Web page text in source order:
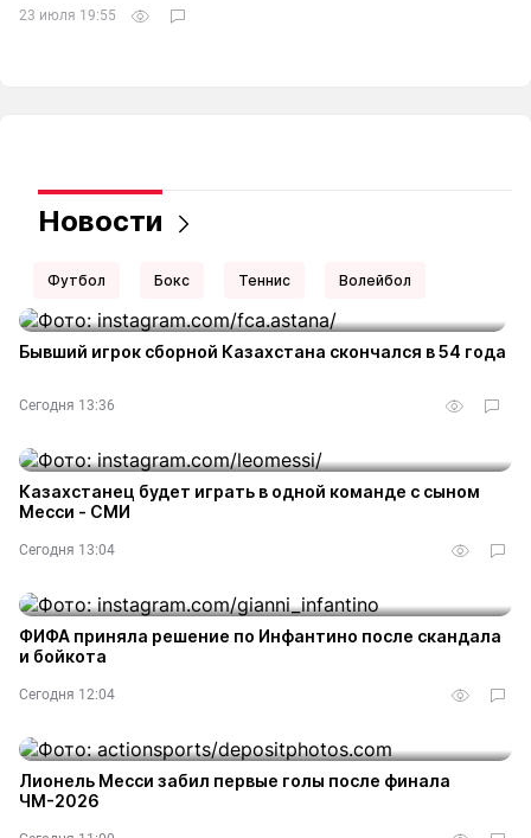
23 июля 19:55
Новости
Футбол Бокс Теннис Волейбол
Бывший игрок сборной Казахстана скончался в 54 года
Сегодня 13:36
Казахстанец будет играть в одной команде с сыном
Месси - СМИ
Сегодня 13:04
ФИФА приняла решение по Инфантино после скандала
и бойкота
Сегодня 12:04
Лионель Месси забил первые голы после финала
ЧМ-2026